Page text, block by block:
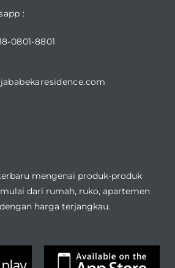
:
0801-8801
mengenai produk-produk
mulai dari rumah, ruko, apartemen
harga terjangkau.